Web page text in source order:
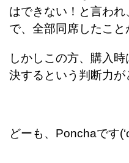
はできない！と言わ
で、全部同席したこと
しかしこの方、購入
決するという判断力が
どーも、Ponchaです